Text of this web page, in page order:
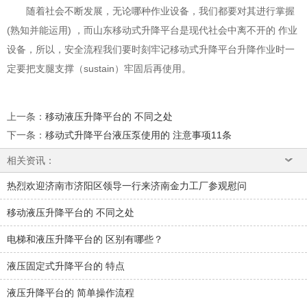
随着社会不断发展，无论哪种作业设备，我们都要对其进行掌握
(熟知并能运用) ，而山东移动式升降平台是现代社会中离不开的 作业
设备，所以，安全流程我们要时刻牢记移动式升降平台升降作业时一
定要把支腿支撑（sustain）牢固后再使用。
上一条 ： 移动液压升降平台的 不同之处
下一条 ： 移动式升降平台液压泵使用的 注意事项11条
相关资讯：
热烈欢迎济南市济阳区领导一行来济南金力工厂参观慰问
移动液压升降平台的 不同之处
电梯和液压升降平台的 区别有哪些？
液压固定式升降平台的 特点
液压升降平台的 简单操作流程